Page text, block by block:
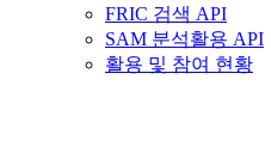
FRIC 검색 API
SAM 분석활용 API
활용 및 참여 현황